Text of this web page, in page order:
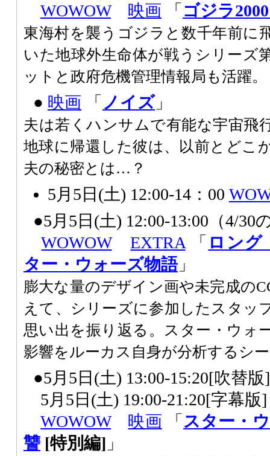
WOWOW
映画 「 ゴジラ
東海村を襲うゴジラと数千年前に
いた地球外生命体が戦うシリーズ
ットと政府危機管理情報局も活躍。
● 映画 「 ノイズ」
夫は若くハンサムで有能な宇宙飛
地球に帰還した彼は、以前とどこ
夫の秘密とは…？
5月5日(土) 12:00-14：00
●5月5日(土) 12:00-13:00（4/30
WOWOW
EXTRA 「 ロング
ター・ウォーズ物語」
膨大な量のデザイン画や未完成の
えて、シリーズに参加したスタッ
思い出を振り返る。スター・ウォ
影響をルーカス自身が分析するシ
●5月5日(土) 13:00-15:20[吹替
5月5日(土) 19:00-21:20[字幕版
WOWOW
映画 「 スター・
讐 [特別編] 」